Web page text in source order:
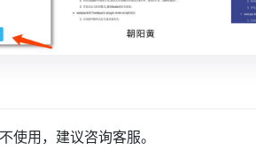
用，建议咨询客服。